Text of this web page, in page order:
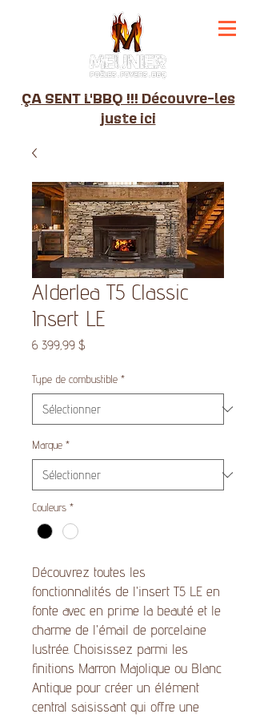
ÇA SENT L'BBQ !!! Découvre-les
juste ici
Alderlea T5 Classic
Insert LE
6 399,99 $
Type de combustible *
Marque *
Couleurs *
Découvrez toutes les
fonctionnalités de l'insert T5 LE en
fonte avec en prime la beauté et le
charme de l'émail de porcelaine
lustrée. Choisissez parmi les
finitions Marron Majolique ou Blanc
Antique pour créer un élément
central saisissant qui offre une